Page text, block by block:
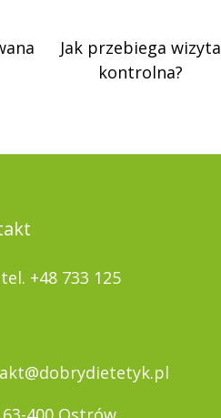
Jak przebiega wizyta
kontrolna?
tel. +48 733 125